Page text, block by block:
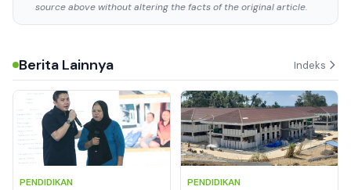
source above without altering the facts of the original article.
Berita Lainnya Indeks
PENDIDIKAN PENDIDIKAN